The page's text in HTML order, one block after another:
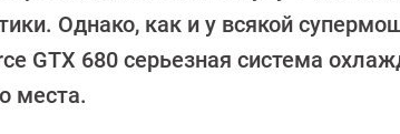
Однако, как и у всякой
GTX 680 серьезная система
места.